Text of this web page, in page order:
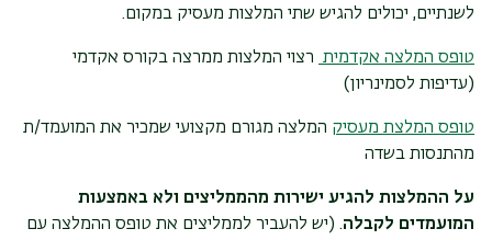
לשנתיים, יכולים להגיש שתי המלצות מעסיק במקום.
טופס המלצה אקדמית רצוי המלצות ממרצה בקורס אקדמי
(עדיפות לסמינריון)
טופס המלצת מעסיק המלצה מגורם מקצועי שמכיר את המועמד/ת
מהתנסות בשדה
על ההמלצות להגיע ישירות מהממליצים ולא באמצעות
המועמדים לקבלה. (יש להעביר לממליצים את טופס ההמלצה עם